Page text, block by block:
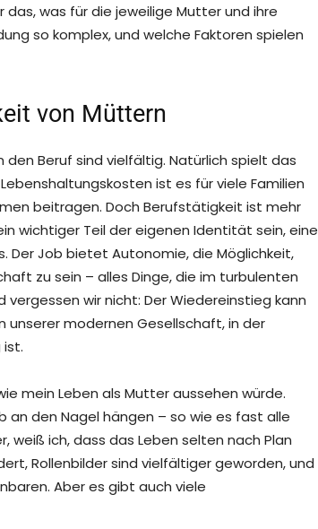
das, was für die jeweilige Mutter und ihre
so komplex, und welche Faktoren spielen
von Müttern
Beruf sind vielfältig. Natürlich spielt das
ist es für viele Familien
beitragen. Doch Berufstätigkeit ist mehr
wichtiger Teil der eigenen Identität sein, eine
Der Job bietet Autonomie, die Möglichkeit,
zu sein – alles Dinge, die im turbulenten
vergessen wir nicht: Der Wiedereinstieg kann
unserer modernen Gesellschaft, in der
ist.
mein Leben als Mutter aussehen würde.
an den Nagel hängen – so wie es fast alle
ich, dass das Leben selten nach Plan
Rollenbilder sind vielfältiger geworden, und
Aber es gibt auch viele